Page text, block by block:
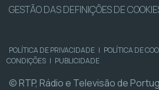
GESTÃO DAS DEFINIÇÕES DE
POLÍTICA DE PRIVACIDADE | POLÍTICA DE
CONDIÇÕES | PUBLICIDADE
© RTP, Rádio e Televisão de